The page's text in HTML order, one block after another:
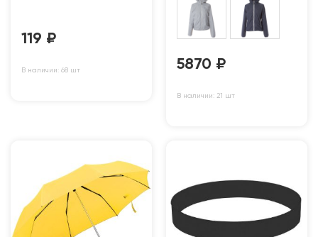
119 ₽
В наличии: 68 шт 5870 ₽
В наличии: 21 шт